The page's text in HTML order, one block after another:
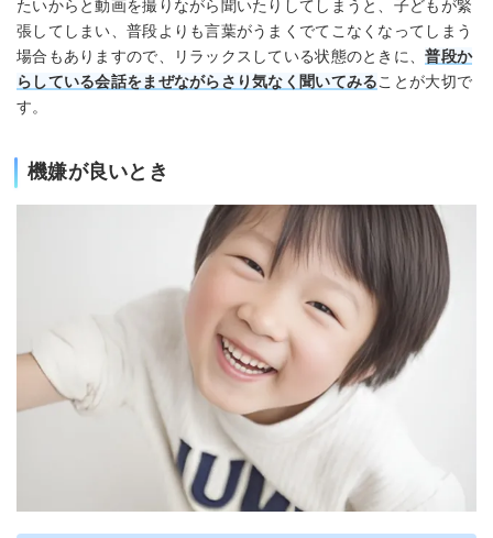
たいからと動画を撮りながら聞いたりしてしまうと、子どもが緊
張してしまい、普段よりも言葉がうまくでてこなくなってしまう
場合もありますので、リラックスしている状態のときに、普段か
らしている会話をまぜながらさり気なく聞いてみることが大切で
す。
機嫌が良いとき